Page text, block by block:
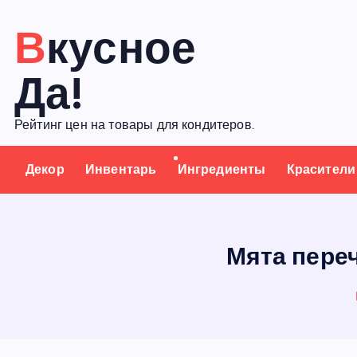
с
Вкусное
Да!
Рейтинг цен на товары для кондитеров.
Декор Инвентарь Ингредиенты Красители
Мята